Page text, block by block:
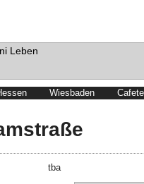
Leben
Wiesbaden
tba